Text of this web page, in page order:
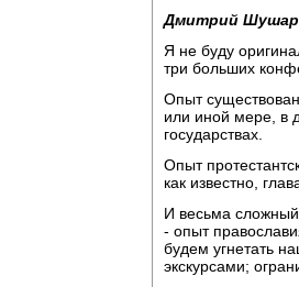
Дмитрий
Я не буду
три больших
Опыт
или иной мере, в
государствах.
Опыт
как известно,
И весьма
- опыт
будем угнетать
экскурсами;